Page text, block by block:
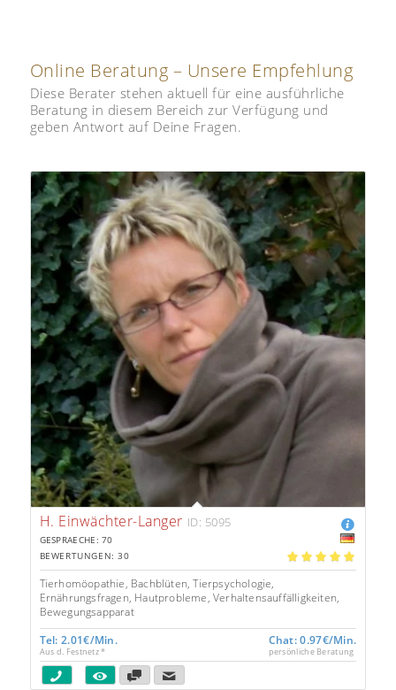
Online Beratung – Unsere Empfehlung
Diese Berater stehen aktuell für eine ausführliche
Beratung in diesem Bereich zur Verfügung und
geben Antwort auf Deine Fragen.
H. Einwächter-Langer ID: 5095
GESPRAECHE: 70
BEWERTUNGEN: 30
Tierhomöopathie, Bachblüten, Tierpsychologie,
Ernährungsfragen, Hautprobleme, Verhaltensauffälligkeiten,
Bewegungsapparat
Tel: 2.01€/Min.
Aus d. Festnetz *
Chat: 0.97€/Min.
persönliche Beratung